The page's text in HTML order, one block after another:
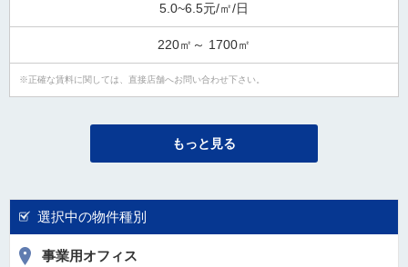
選択中の物件種別
事業用オフィス
5.0~6.5元/㎡/日
220㎡～ 1700㎡
正確な賃料に関しては、直接店舗へお問い合わせ下さい。
もっと見る